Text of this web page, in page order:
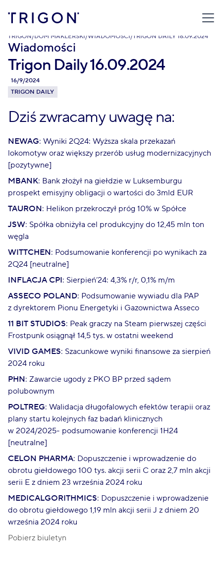
TRIGON/DOM MAKLERSKI/WIADOMOŚCI/ TRIGON DAILY 16.09.2024
Wiadomości
Trigon Daily 16.09.2024
16/9/2024
TRIGON DAILY
Dziś zwracamy uwagę na:
NEWAG: Wyniki 2Q24: Wyższa skala przekazań
lokomotyw oraz większy przerób usług modernizacyjnych
[pozytywne]
MBANK: Bank złożył na giełdzie w Luksemburgu
prospekt emisyjny obligacji o wartości do 3mld EUR
TAURON: Helikon przekroczył próg 10% w Spółce
JSW: Spółka obniżyła cel produkcyjny do 12,45 mln ton
węgla
WITTCHEN: Podsumowanie konferencji po wynikach za
2Q24 [neutralne]
INFLACJA CPI: Sierpień’24: 4,3% r/r, 0,1% m/m
ASSECO POLAND: Podsumowanie wywiadu dla PAP
z dyrektorem Pionu Energetyki i Gazownictwa Asseco
11 BIT STUDIOS: Peak graczy na Steam pierwszej części
Frostpunk osiągnął 14,5 tys. w ostatni weekend
VIVID GAMES: Szacunkowe wyniki finansowe za sierpień
2024 roku
PHN: Zawarcie ugody z PKO BP przed sądem
polubownym
POLTREG: Walidacja długofalowych efektów terapii oraz
plany startu kolejnych faz badań klinicznych
w 2024/2025- podsumowanie konferencji 1H24
[neutralne]
CELON PHARMA: Dopuszczenie i wprowadzenie do
obrotu giełdowego 100 tys. akcji serii C oraz 2,7 mln akcji
serii E z dniem 23 września 2024 roku
MEDICALGORITHMICS: Dopuszczenie i wprowadzenie
do obrotu giełdowego 1,19 mln akcji serii J z dniem 20
września 2024 roku
Pobierz biuletyn